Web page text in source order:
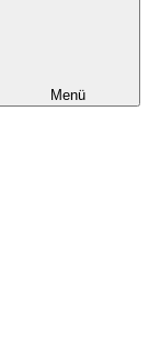
Menü